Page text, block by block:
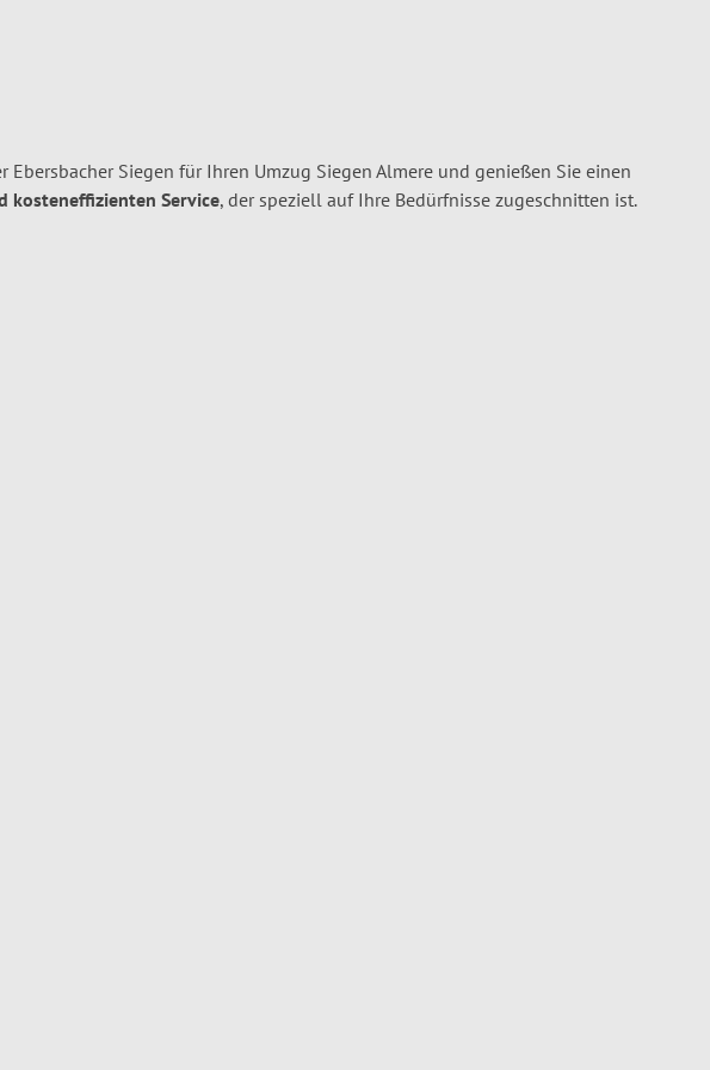
Ebersbacher Siegen für Ihren Umzug Siegen Almere und genießen Sie einen
kosteneffizienten Service, der speziell auf Ihre Bedürfnisse zugeschnitten ist.